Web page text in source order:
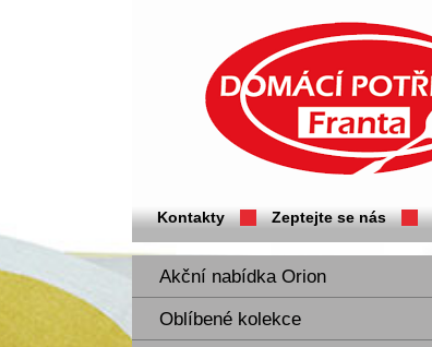
Kontakty Zeptejte se nás
Akční nabídka Orion
Oblíbené kolekce